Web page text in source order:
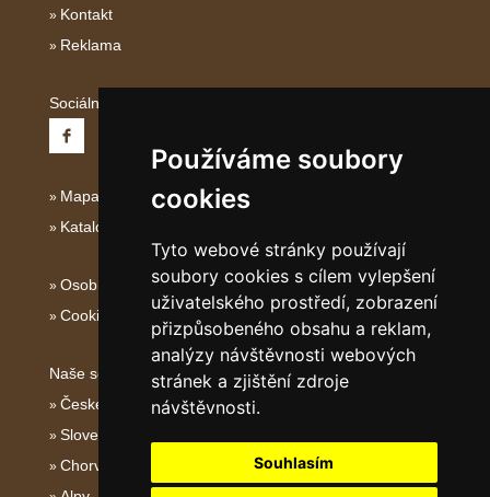
Používáme soubory
cookies
Tyto webové stránky používají
soubory cookies s cílem vylepšení
uživatelského prostředí, zobrazení
přizpůsobeného obsahu a reklam,
analýzy návštěvnosti webových
stránek a zjištění zdroje
návštěvnosti.
Souhlasím
Kontakt
Reklama
Sociální sítě:
Mapa serveru Severní Itálie
Katalog ubytování
Osobní údaje
Cookies
Naše servery:
České hory
Slovenské hory
Chorvatsko